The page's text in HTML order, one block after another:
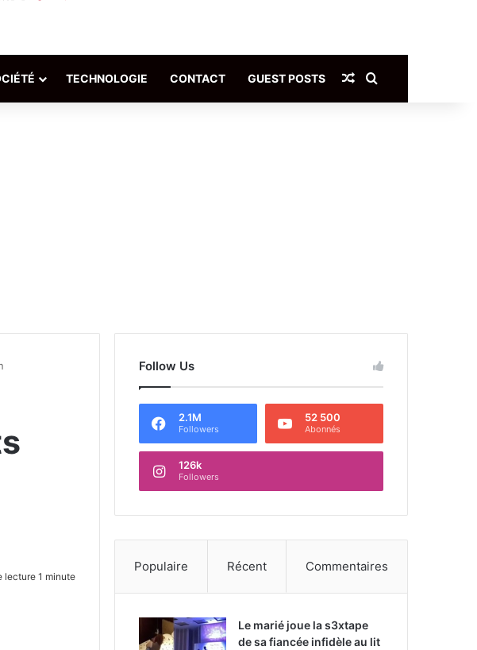
TECHNOLOGIE CONTACT GUEST POSTS Article Aléatoire
lecture 1 minute
Follow Us
2.1M
Followers
52 500
Abonnés
126k
Followers
Populaire Récent Commentaires
Le marié joue la s3xtape
de sa fiancée infidèle au lit